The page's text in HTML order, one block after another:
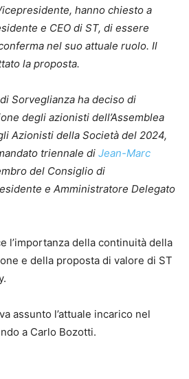
hanno chiesto a
e CEO di ST, di essere
nel suo attuale ruolo. Il
la proposta.
Sorveglianza ha deciso di
degli azionisti dell’Assemblea
Azionisti della Società del 2024,
triennale di Jean-Marc
del Consiglio di
e Amministratore Delegato
l’importanza della continuità della
e della proposta di valore di ST
assunto l’attuale incarico nel
a Carlo Bozotti.